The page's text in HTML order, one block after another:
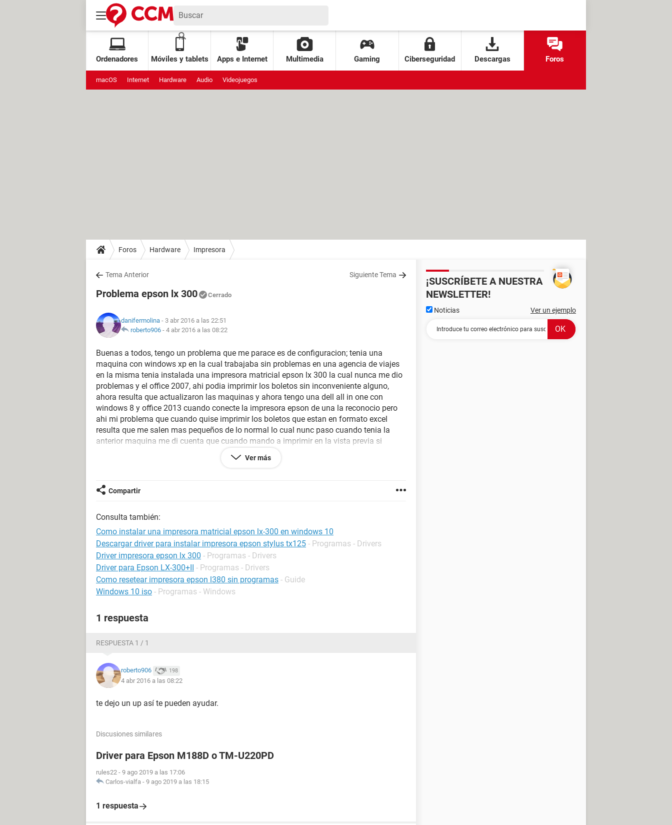
Ordenadores Móviles y tablets Apps e Internet Multimedia Gaming Ciberseguridad Descargas Foros
macOS Internet Hardware Audio Videojuegos
Foros Hardware Impresora
Tema Anterior Siguiente Tema
Problema epson lx 300 Cerrado
danifermolina - 3 abr 2016 a las 22:51
roberto906 - 4 abr 2016 a las 08:22
Buenas a todos, tengo un problema que me parace es de configuracion; tenia una
maquina con windows xp en la cual trabajaba sin problemas en una agencia de viajes
en la misma tenia instalada una impresora matricial epson lx 300 la cual nunca me dio
problemas y el office 2007, ahi podia imprimir los boletos sin inconveniente alguno,
ahora resulta que actualizaron las maquinas y ahora tengo una dell all in one con
windows 8 y office 2013 cuando conecte la impresora epson de una la reconocio pero
ahi mi problema que cuando quise imprimir los boletos que estan en formato excel
resulta que me salen mas pequeños de lo normal lo cual nunc paso cuando tenia la
anterior maquina me di cuenta que cuando mando a imprimir en la vista previa si
tamaño que es pero cuando selecciono la epson ahi se hace mas pequeño por lo que
muy molesto esto. Gracias
Ver más
Compartir
Consulta también:
Como instalar una impresora matricial epson lx-300 en windows 10
Descargar driver para instalar impresora epson stylus tx125 - Programas - Drivers
Driver impresora epson lx 300 - Programas - Drivers
Driver para Epson LX-300+II - Programas - Drivers
Como resetear impresora epson l380 sin programas - Guide
Windows 10 iso - Programas - Windows
1 respuesta
RESPUESTA 1 / 1
roberto906 198
4 abr 2016 a las 08:22
te dejo un up así te pueden ayudar.
Discusiones similares
Driver para Epson M188D o TM-U220PD
rules22 - 9 ago 2019 a las 17:06
Carlos-vialfa - 9 ago 2019 a las 18:15
1 respuesta
¡SUSCRÍBETE A NUESTRA
NEWSLETTER!
Noticias Ver un ejemplo